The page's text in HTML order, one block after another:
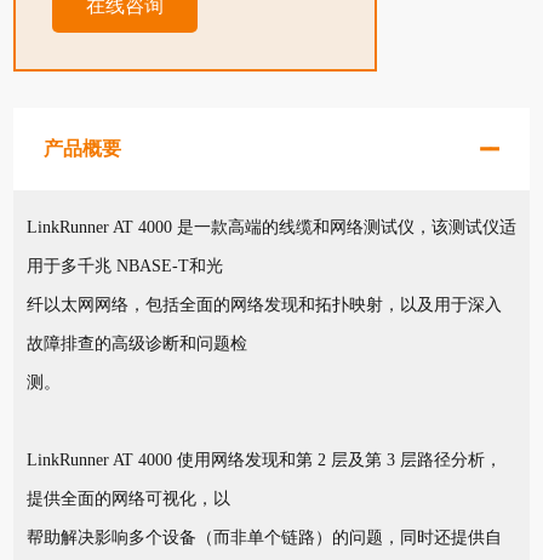
在线咨询
产品概要
LinkRunner AT 4000 是一款高端的线缆和网络测试仪，该测试仪适
用于多千兆 NBASE-T和光
纤以太网网络，包括全面的网络发现和拓扑映射，以及用于深入
故障排查的高级诊断和问题检
测。
LinkRunner AT 4000 使用网络发现和第 2 层及第 3 层路径分析，
提供全面的网络可视化，以
帮助解决影响多个设备（而非单个链路）的问题，同时还提供自